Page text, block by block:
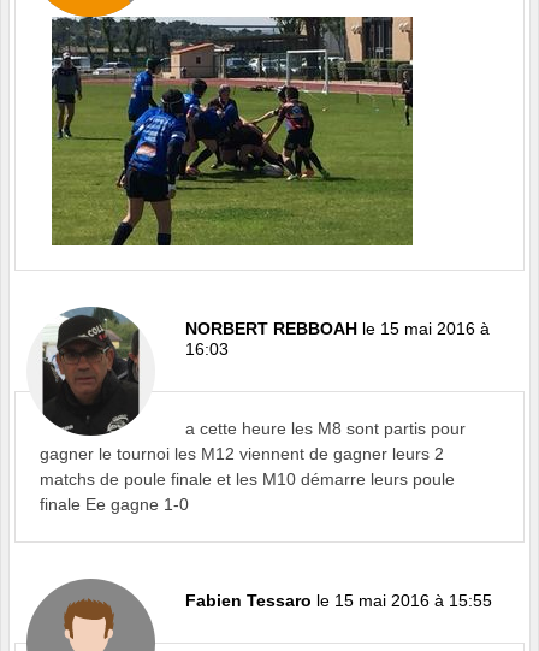
NORBERT REBBOAH le 15 mai 2016 à
16:03
a cette heure les M8 sont partis pour
gagner le tournoi les M12 viennent de gagner leurs 2
matchs de poule finale et les M10 démarre leurs poule
finale Ee gagne 1-0
Fabien Tessaro le 15 mai 2016 à 15:55